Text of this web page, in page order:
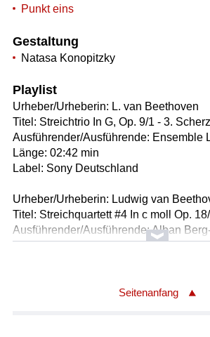
Punkt eins
Gestaltung
Natasa Konopitzky
Playlist
Urheber/Urheberin: L. van Beethoven
Titel: Streichtrio In G, Op. 9/1 - 3.
Ausführender/Ausführende: Ensemble
Länge: 02:42 min
Label: Sony Deutschland
Urheber/Urheberin: Ludwig van
Titel: Streichquartett #4 In c moll Op.
Ausführender/Ausführende: Alban
Länge: 07:00 min
Urheber/Urheberin: Robert Schumann
Seitenanfang